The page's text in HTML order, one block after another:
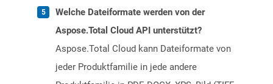
Welche Dateiformate werden von der
Aspose.Total Cloud API unterstützt?
Aspose.Total Cloud kann Dateiformate von
jeder Produktfamilie in jede andere